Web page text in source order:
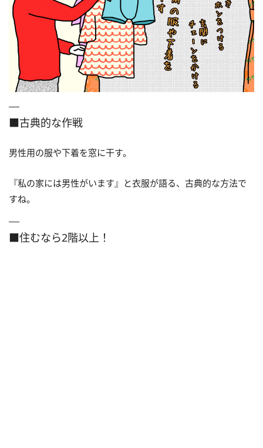
■古典的な作戦
男性用の服や下着を窓に干す。
『私の家には男性がいます』と衣服が語る、古典的な方法で
すね。
■住むなら2階以上！